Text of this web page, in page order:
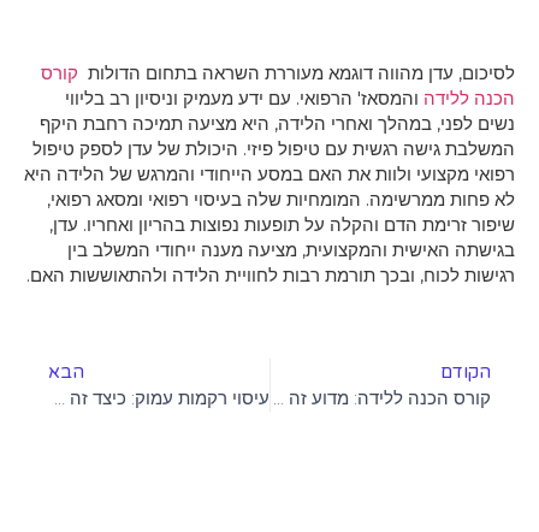
מהווה דוגמא מעוררת השראה בתחום הדולותקורס
והמסאז' הרפואי. עם ידע מעמיק וניסיון רב בליווי
במהלך ואחרי הלידה, היא מציעה תמיכה רחבת היקף
רגשית עם טיפול פיזי. היכולת של עדן לספק טיפול
ולוות את האם במסע הייחודי והמרגש של הלידה היא
המומחיות שלה בעיסוי רפואי ומסאג רפואי,
הדם והקלה על תופעות נפוצות בהריון ואחריו. עדן,
והמקצועית, מציעה מענה ייחודי המשלב בין
ובכך תורמת רבות לחוויית הלידה ולהתאוששות האם.
קורס הכנה ללידה: מדוע זה חשוב ומה לצפות עיסוי רקמות עמוק: כיצד זה עוזר